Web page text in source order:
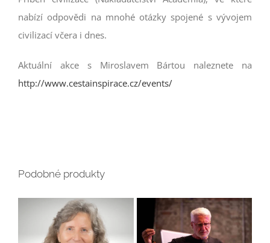
nabízí odpovědi na mnohé otázky spojené s vývojem
civilizací včera i dnes.
Aktuální akce s Miroslavem Bártou naleznete na
http://www.cestainspirace.cz/events/
Podobné produkty